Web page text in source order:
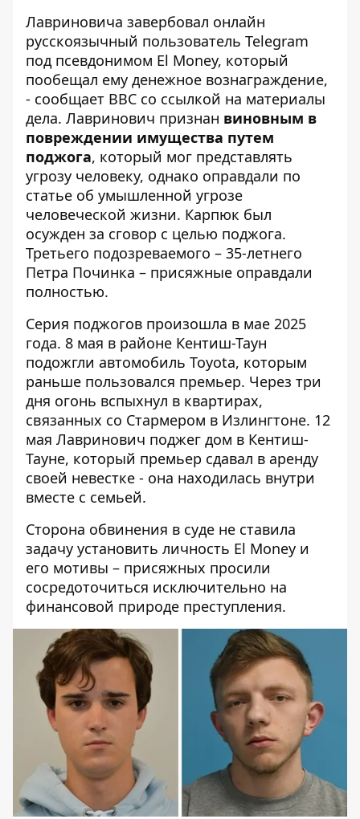
Лавриновича завербовал онлайн
русскоязычный пользователь Telegram
под псевдонимом El Money, который
пообещал ему денежное вознаграждение,
- сообщает BBC со ссылкой на материалы
дела. Лавринович признан виновным в
повреждении имущества путем
поджога, который мог представлять
угрозу человеку, однако оправдали по
статье об умышленной угрозе
человеческой жизни. Карпюк был
осужден за сговор с целью поджога.
Третьего подозреваемого – 35-летнего
Петра Починка – присяжные оправдали
полностью.
Серия поджогов произошла в мае 2025
года. 8 мая в районе Кентиш-Таун
подожгли автомобиль Toyota, которым
раньше пользовался премьер. Через три
дня огонь вспыхнул в квартирах,
связанных со Стармером в Излингтоне. 12
мая Лавринович поджег дом в Кентиш-
Тауне, который премьер сдавал в аренду
своей невестке - она ​​находилась внутри
вместе с семьей.
Сторона обвинения в суде не ставила
задачу установить личность El Money и
его мотивы – присяжных просили
сосредоточиться исключительно на
финансовой природе преступления.